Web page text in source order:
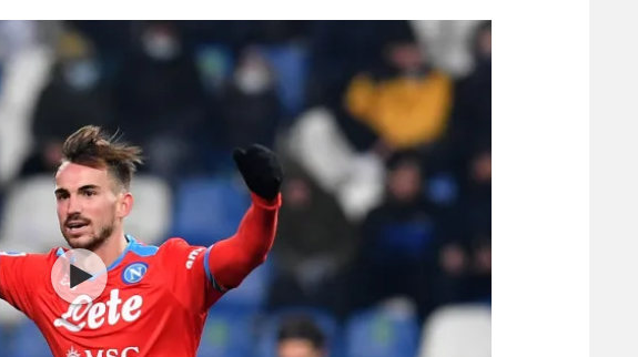
תקנון משתתפים וזוכים בפרסים
תקנון עבור פעילות אלקטרה
תקנון עבור פעילות ספורט 1 – "מרלן"
גיימינג E-Sports
מדיניות פרטיות
תקנון פעילות ספורט 1
הפועל תל אביב
הפועל חיפה
הפועל באר שבע
בני יהודה